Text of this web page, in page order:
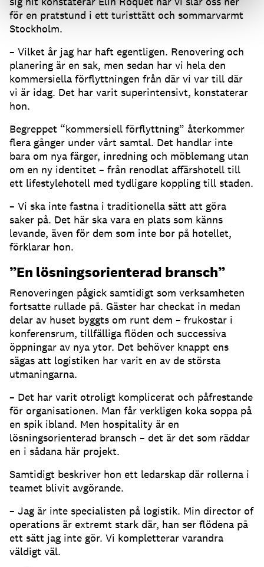
för en pratstund i ett turisttätt och sommarvarmt
Stockholm.
– Vilket år jag har haft egentligen. Renovering och
planering är en sak, men sedan har vi hela den
kommersiella förflyttningen från där vi var till där
vi är idag. Det har varit superintensivt, konstaterar
hon.
Begreppet “kommersiell förflyttning” återkommer
flera gånger under vårt samtal. Det handlar inte
bara om nya färger, inredning och möblemang utan
om en ny identitet – från renodlat affärshotell till
ett lifestylehotell med tydligare koppling till staden.
– Vi ska inte fastna i traditionella sätt att göra
saker på. Det här ska vara en plats som känns
levande, även för dem som inte bor på hotellet,
förklarar hon.
”En lösningsorienterad bransch”
Renoveringen pågick samtidigt som verksamheten
fortsatte rullade på. Gäster har checkat in medan
delar av huset byggts om runt dem – frukostar i
konferensrum, tillfälliga flöden och successiva
öppningar av nya ytor. Det behöver knappt ens
sägas att logistiken har varit en av de största
utmaningarna.
– Det har varit otroligt komplicerat och påfrestande
för organisationen. Man får verkligen koka soppa på
en spik ibland. Men hospitality är en
lösningsorienterad bransch – det är det som räddar
en i sådana här projekt.
Samtidigt beskriver hon ett ledarskap där rollerna i
teamet blivit avgörande.
– Jag är inte specialisten på logistik. Min director of
operations är extremt stark där, han ser flödena på
ett sätt jag inte gör. Vi kompletterar varandra
väldigt väl.